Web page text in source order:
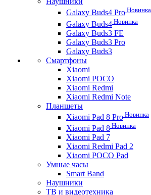
Galaxy Buds4 Pro Новинка
Galaxy Buds4 Новинка
Galaxy Buds3 FE
Galaxy Buds3 Pro
Galaxy Buds3
Смартфоны
Xiaomi
Xiaomi POCO
Xiaomi Redmi
Xiaomi Redmi Note
Планшеты
Xiaomi Pad 8 Pro Новинка
Xiaomi Pad 8 Новинка
Xiaomi Pad 7
Xiaomi Redmi Pad 2
Xiaomi POCO Pad
Умные часы
Smart Band
Наушники
ТВ и видеотехника